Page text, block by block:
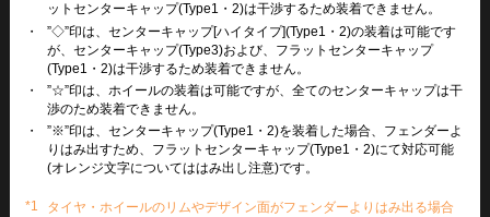
ットセンターキャップ(Type1・2)は干渉するため装着できません。
・
”◇”印は、センターキャップ[ハイタイプ](Type1・2)の装着は可能です
が、センターキャップ(Type3)および、フラットセンターキャップ
(Type1・2)は干渉するため装着できません。
・
”☆”印は、ホイールの装着は可能ですが、全てのセンターキャップは干
渉のため装着できません。
・
”※”印は、センターキャップ(Type1・2)を装着した場合、フェンダーよ
りはみ出すため、フラットセンターキャップ(Type1・2)にて対応可能
(オレンジ文字についてははみ出し注意)です。
*1
タイヤ・ホイールのリムやデザイン面がフェンダーよりはみ出る場合